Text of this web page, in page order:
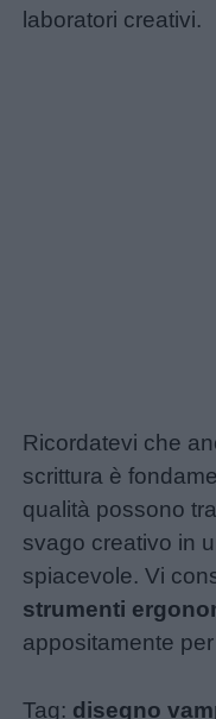
laboratori creativi.
Ricordatevi che
scrittura è
qualità possono
svago creativo in
spiacevole. Vi
strumenti
appositamente
Tag: disegno